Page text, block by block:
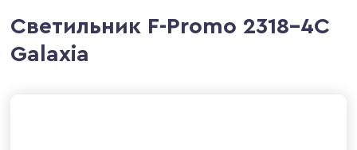
Светильник F-Promo 2318-4C
Galaxia